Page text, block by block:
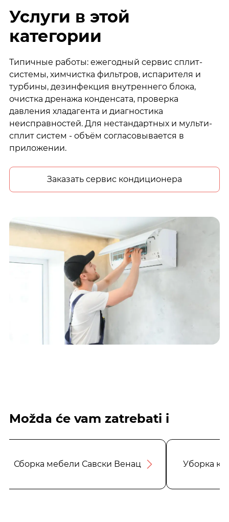
Услуги в этой
категории
Типичные работы: ежегодный сервис сплит-
системы, химчистка фильтров, испарителя и
турбины, дезинфекция внутреннего блока,
очистка дренажа конденсата, проверка
давления хладагента и диагностика
неисправностей. Для нестандартных и мульти-
сплит систем - объём согласовывается в
приложении.
Заказать сервис кондиционера
Možda će vam zatrebati i
Сборка мебели Савски Венац Уборка